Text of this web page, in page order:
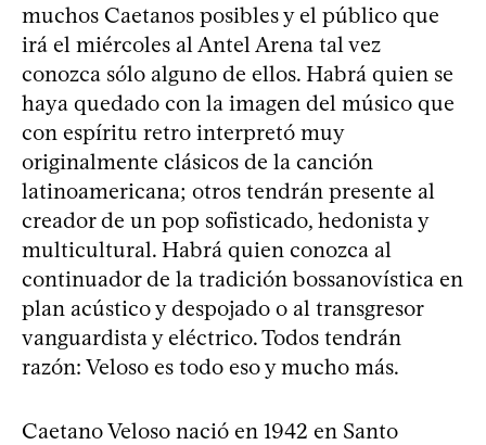
muchos Caetanos posibles y el público que
irá el miércoles al Antel Arena tal vez
conozca sólo alguno de ellos. Habrá quien se
haya quedado con la imagen del músico que
con espíritu retro interpretó muy
originalmente clásicos de la canción
latinoamericana; otros tendrán presente al
creador de un pop sofisticado, hedonista y
multicultural. Habrá quien conozca al
continuador de la tradición bossanovística en
plan acústico y despojado o al transgresor
vanguardista y eléctrico. Todos tendrán
razón: Veloso es todo eso y mucho más.
Caetano Veloso nació en 1942 en Santo